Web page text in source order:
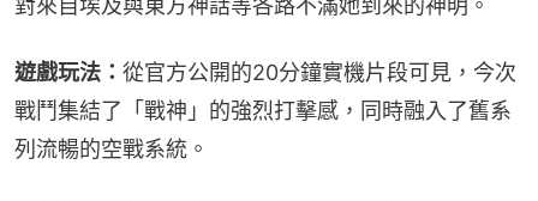
對來自埃及與東方神話等各路不滿她到來的神明。
遊戲玩法： 從官方公開的20分鐘實機片段可見，今次
戰鬥集結了「戰神」的強烈打擊感，同時融入了舊系
列流暢的空戰系統。